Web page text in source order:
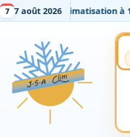
7 7 août 2026
sa climatisation à 18°C?